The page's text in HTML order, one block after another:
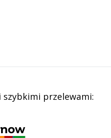
szybkimi przelewami: